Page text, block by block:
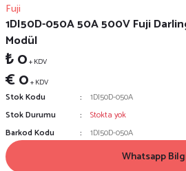
Fuji
1DI50D-050A 50A 500V Fuji
Modül
₺ 0+ KDV
€ 0+ KDV
Stok Kodu
1DI50D-050A
Stok Durumu
Stokta yok
Barkod Kodu
1DI50D-050A
Whatsapp